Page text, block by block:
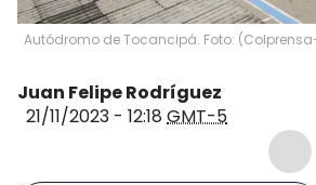
Autódromo de Tocancipá. Foto:
Juan Felipe Rodríguez
21/11/2023 - 12:18 GMT-5